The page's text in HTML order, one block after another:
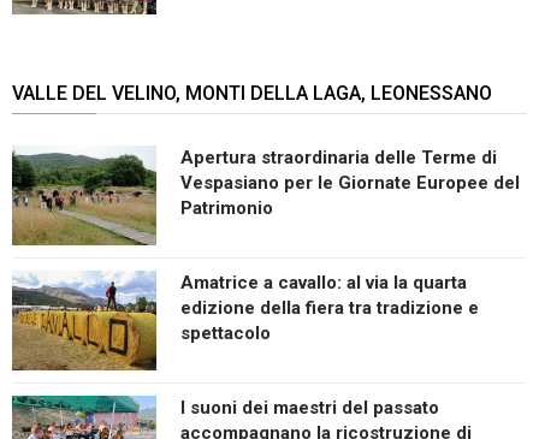
VALLE DEL VELINO, MONTI DELLA LAGA, LEONESSANO
Apertura straordinaria delle Terme di
Vespasiano per le Giornate Europee del
Patrimonio
Amatrice a cavallo: al via la quarta
edizione della fiera tra tradizione e
spettacolo
I suoni dei maestri del passato
accompagnano la ricostruzione di